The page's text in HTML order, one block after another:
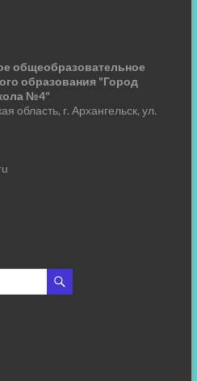
общеобразовательное
образования "Город
№4"
область, г. Архангельск, ул.